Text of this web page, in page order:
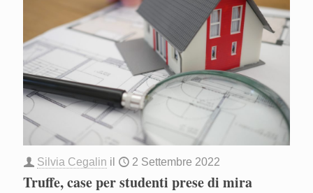
Silvia Cegalin il 2 Settembre 2022
Truffe, case per studenti prese di mira